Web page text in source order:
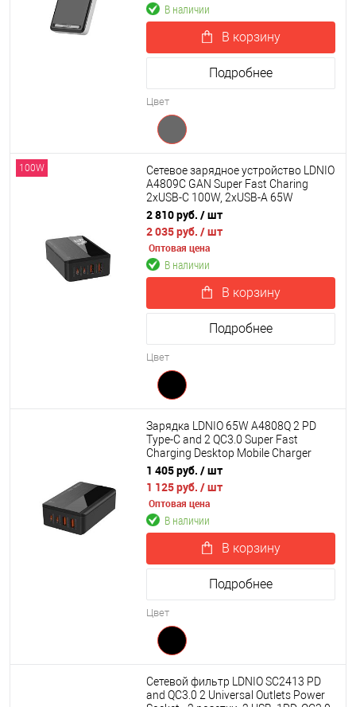
В наличии
В корзину
Подробнее
Цвет
100W
Сетевое зарядное устройство LDNIO
A4809C GAN Super Fast Charing
2xUSB-С 100W, 2xUSB-A 65W
2 810 руб. / шт
2 035 руб. / шт
Оптовая цена
В наличии
В корзину
Подробнее
Цвет
Зарядка LDNIO 65W A4808Q 2 PD
Type-C and 2 QC3.0 Super Fast
Charging Desktop Mobile Charger
1 405 руб. / шт
1 125 руб. / шт
Оптовая цена
В наличии
В корзину
Подробнее
Цвет
Сетевой фильтр LDNIO SC2413 PD
and QC3.0 2 Universal Outlets Power